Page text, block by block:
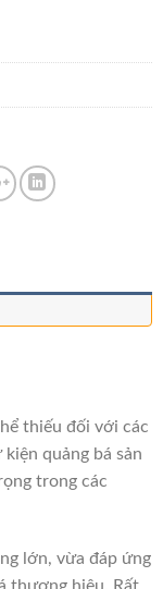
thiếu đối với các
quảng bá sản
trong các
lớn, vừa đáp ứng